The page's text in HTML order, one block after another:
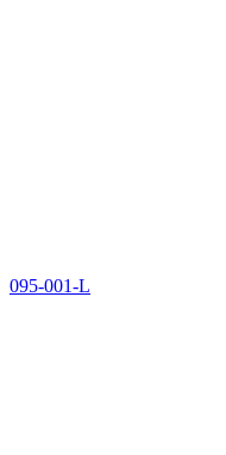
095-001-L